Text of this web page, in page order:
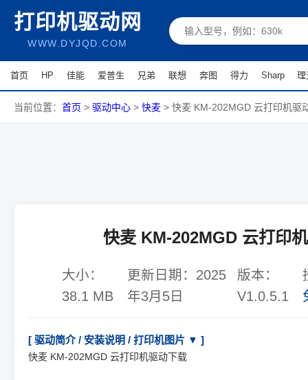
打印机驱动网
WWW.DYJQD.COM
首页 HP 佳能 爱普生 兄弟 联想 奔图 得力 Sharp 理
当前位置： 首页 > 驱动中心 > 快麦 > 快麦 KM-202MGD 云打印机驱
快麦 KM-202MGD 云打印
大小：
38.1 MB
更新日期： 2025
年3月5日
版本：
V1.0.5.1
[ 驱动简介 / 安装说明 / 打印机图片 ▼ ]
快麦 KM-202MGD 云打印机驱动下载